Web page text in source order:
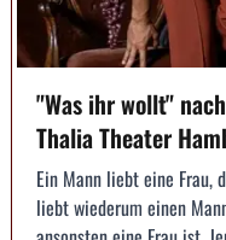
"Was ihr wollt"
Thalia Theater
Ein Mann liebt eine Frau,
liebt wiederum einen